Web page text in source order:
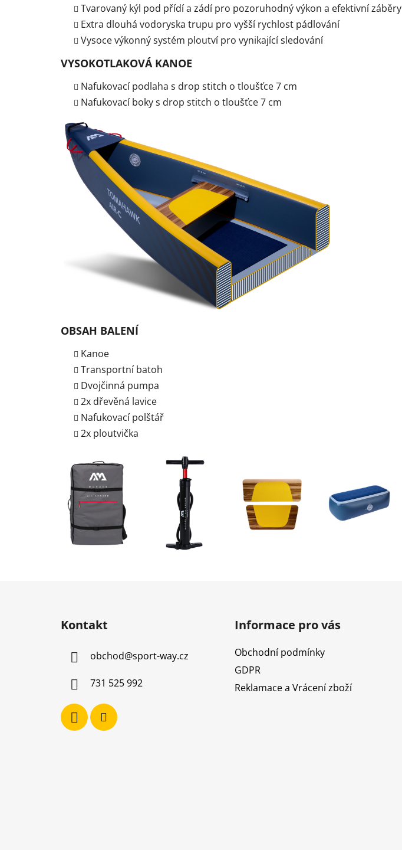
Tvarovaný kýl pod přídí a zádí pro pozoruhodný výkon a efektivní záběry
Extra dlouhá vodoryska trupu pro vyšší rychlost pádlování
Vysoce výkonný systém ploutví pro vynikající sledování
VYSOKOTLAKOVÁ KANOE
Nafukovací podlaha s drop stitch o tloušťce 7 cm
Nafukovací boky s drop stitch o tloušťce 7 cm
OBSAH BALENÍ
Kanoe
Transportní batoh
Dvojčinná pumpa
2x dřevěná lavice
Nafukovací polštář
2x ploutvička
Kontakt
obchod@sport-way.cz
731 525 992
Informace pro vás
Obchodní podmínky
GDPR
Reklamace a Vrácení zboží